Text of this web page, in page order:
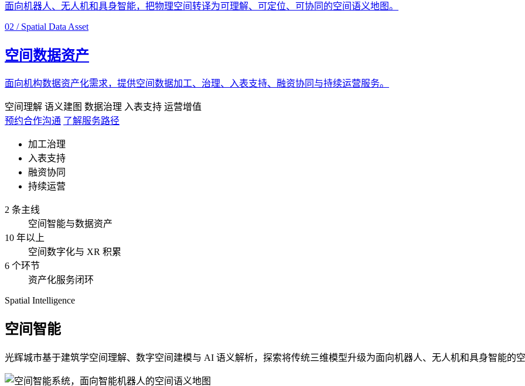
面向机器人、无人机和具身智能，把物理空间转译为可理解、可定位、可协同的空间语义地图。
02 / Spatial Data Asset
空间数据资产
面向机构数据资产化需求，提供空间数据加工、治理、入表支持、融资协同与持续运营服务。
空间理解 语义建图 数据治理 入表支持 运营增值
预约合作沟通 了解服务路径
加工治理
入表支持
融资协同
持续运营
2 条主线
空间智能与数据资产
10 年以上
空间数字化与 XR 积累
6 个环节
资产化服务闭环
Spatial Intelligence
空间智能
光辉城市基于建筑学空间理解、数字空间建模与 AI 语义解析，探索将传统三维模型升级为面向机器人、无人机和具身智能的空